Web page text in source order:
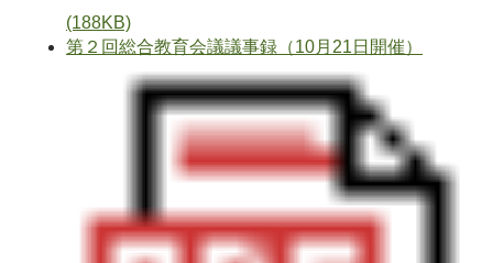
(188KB)
第２回総合教育会議議事録（10月21日開催）